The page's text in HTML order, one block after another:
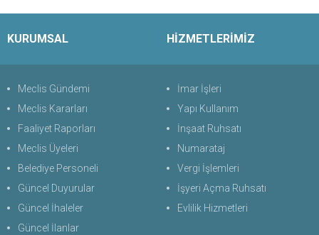
KURUMSAL
Meclis Gündemi
Meclis Kararları
Faaliyet Raporları
Meclis Üyeleri
Belediye Personeli
Güncel Duyurular
Güncel İhaleler
Güncel İlanlar
HİZMETLERİMİZ
İmar İşleri
Yapı Kullanım
İnşaat Ruhsatı
Numarataj
Vergi İşlemleri
İşyeri Açma Ruhsatı
Evlilik Hizmetleri